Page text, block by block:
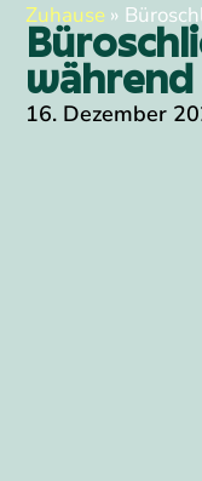
Zuhause »
während
16. Dezember